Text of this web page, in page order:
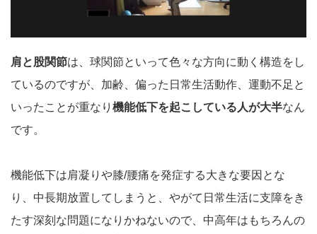
肩と股関節は、球関節といって色々な方向に動く構造をし
ているのですが、加齢、偏った日常生活動作、運動不足と
いったことが重なり 機能低下を起こしている人が大半なん
です。
機能低下は肩凝りや膝/腰痛を発症する大きな要因とな
り、中長期放置してしまうと、やがて日常生活に支障をき
たす深刻な問題になりかねないので、中高年はもちろんの